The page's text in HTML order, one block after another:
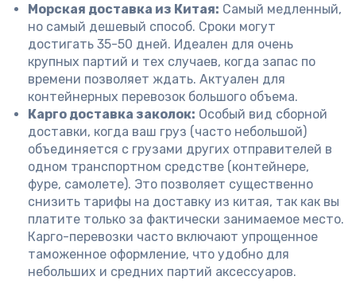
Морская доставка из Китая: Самый медленный,
но самый дешевый способ. Сроки могут
достигать 35-50 дней. Идеален для очень
крупных партий и тех случаев, когда запас по
времени позволяет ждать. Актуален для
контейнерных перевозок большого объема.
Карго доставка заколок: Особый вид сборной
доставки, когда ваш груз (часто небольшой)
объединяется с грузами других отправителей в
одном транспортном средстве (контейнере,
фуре, самолете). Это позволяет существенно
снизить тарифы на доставку из китая, так как вы
платите только за фактически занимаемое место.
Карго-перевозки часто включают упрощенное
таможенное оформление, что удобно для
небольших и средних партий аксессуаров.